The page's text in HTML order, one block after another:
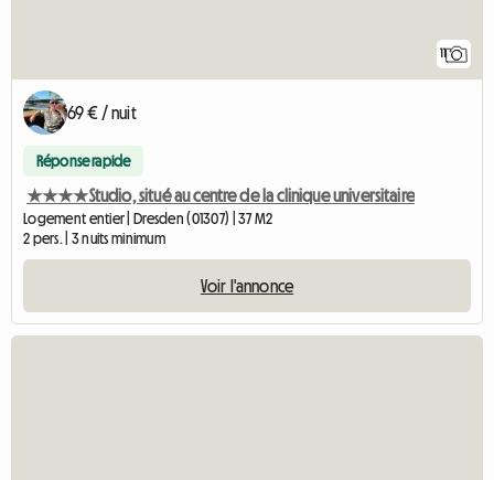
11
69 € / nuit
Réponse rapide
★★★★Studio, situé au centre de la clinique universitaire
Logement entier | Dresden (01307) | 37 M2
2 pers. | 3 nuits minimum
Voir l'annonce